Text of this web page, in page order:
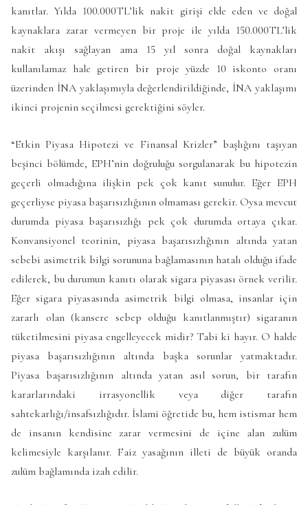
kanıtlar. Yılda 100.000TL’lik nakit girişi elde eden ve doğal
kaynaklara zarar vermeyen bir proje ile yılda 150.000TL’lik
nakit akışı sağlayan ama 15 yıl sonra doğal kaynakları
kullanılamaz hale getiren bir proje yüzde 10 iskonto oranı
üzerinden İNA yaklaşımıyla değerlendirildiğinde, İNA yaklaşımı
ikinci projenin seçilmesi gerektiğini söyler.
“Etkin Piyasa Hipotezi ve Finansal Krizler” başlığını taşıyan
beşinci bölümde, EPH’nin doğruluğu sorgulanarak bu hipotezin
geçerli olmadığına ilişkin pek çok kanıt sunulur. Eğer EPH
geçerliyse piyasa başarısızlığının olmaması gerekir. Oysa mevcut
durumda piyasa başarısızlığı pek çok durumda ortaya çıkar.
Konvansiyonel teorinin, piyasa başarısızlığının altında yatan
sebebi asimetrik bilgi sorununa bağlamasının hatalı olduğu ifade
edilerek, bu durumun kanıtı olarak sigara piyasası örnek verilir.
Eğer sigara piyasasında asimetrik bilgi olmasa, insanlar için
zararlı olan (kansere sebep olduğu kanıtlanmıştır) sigaranın
tüketilmesini piyasa engelleyecek midir? Tabi ki hayır. O halde
piyasa başarısızlığının altında başka sorunlar yatmaktadır.
Piyasa başarısızlığının altında yatan asıl sorun, bir tarafın
kararlarındaki irrasyonellik veya diğer tarafın
sahtekarlığı/insafsızlığıdır. İslami öğretide bu, hem istismar hem
de insanın kendisine zarar vermesini de içine alan zulüm
kelimesiyle karşılanır. Faiz yasağının illeti de büyük oranda
zulüm bağlamında izah edilir.